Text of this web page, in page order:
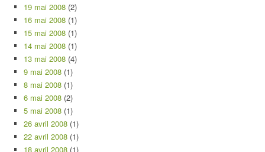
19 mai 2008 (2)
16 mai 2008 (1)
15 mai 2008 (1)
14 mai 2008 (1)
13 mai 2008 (4)
9 mai 2008 (1)
8 mai 2008 (1)
6 mai 2008 (2)
5 mai 2008 (1)
26 avril 2008 (1)
22 avril 2008 (1)
18 avril 2008 (1)